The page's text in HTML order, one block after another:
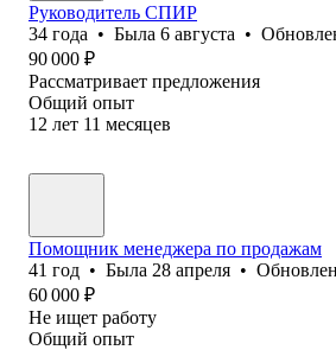
Руководитель СПИР
34 года • Была 6 августа •
90 000 ₽
Рассматривает предложения
Общий опыт
12 лет 11 месяцев
Помощник менеджера по продажам
41 год • Была 28 апреля •
60 000 ₽
Не ищет работу
Общий опыт